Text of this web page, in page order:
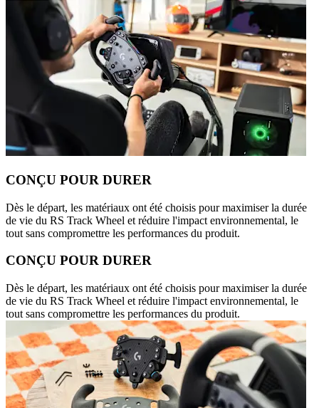
CONÇU POUR DURER
Dès le départ, les matériaux ont été choisis pour maximiser la durée
de vie du RS Track Wheel et réduire l'impact environnemental, le
tout sans compromettre les performances du produit.
CONÇU POUR DURER
Dès le départ, les matériaux ont été choisis pour maximiser la durée
de vie du RS Track Wheel et réduire l'impact environnemental, le
tout sans compromettre les performances du produit.